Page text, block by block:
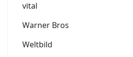
vital
Warner Bros
Weltbild